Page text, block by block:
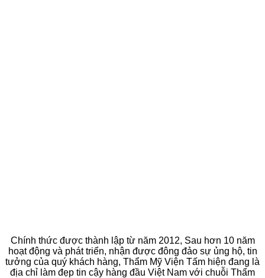
Chính thức được thành lập từ năm 2012, Sau hơn 10 năm
hoạt động và phát triển, nhận được đông đảo sự ủng hộ, tin
tưởng của quý khách hàng, Thẩm Mỹ Viện Tấm hiện đang là
địa chỉ làm đẹp tin cậy hàng đầu Việt Nam với chuỗi Thẩm